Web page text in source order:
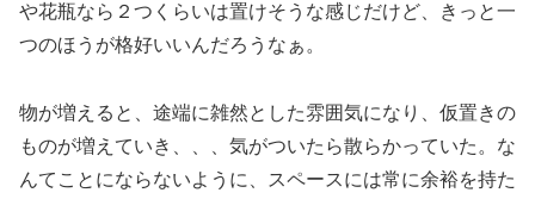
や花瓶なら２つくらいは置けそうな感じだけど、きっと一
つのほうが格好いいんだろうなぁ。
物が増えると、途端に雑然とした雰囲気になり、仮置きの
ものが増えていき、、、気がついたら散らかっていた。な
んてことにならないように、スペースには常に余裕を持た